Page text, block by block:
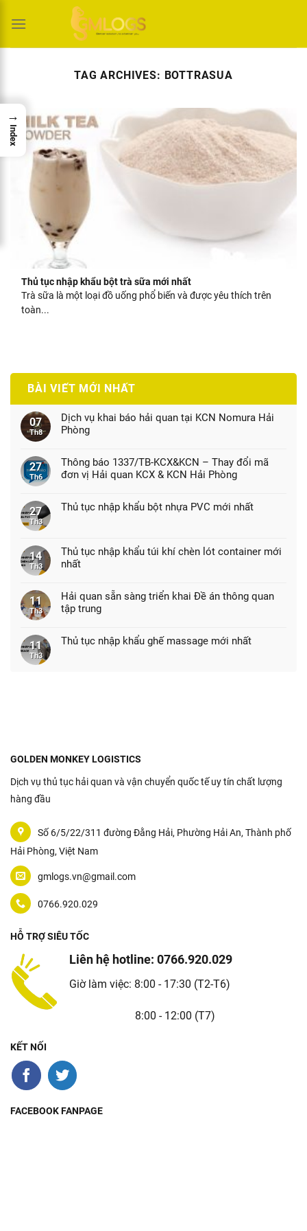
TAG ARCHIVES: BOTTRASUA
Thủ tục nhập khẩu bột trà sữa mới nhất
Trà sữa là một loại đồ uống phổ biến và được yêu thích trên
toàn...
BÀI VIẾT MỚI NHẤT
07
Th8
Dịch vụ khai báo hải quan tại KCN Nomura Hải
Phòng
27
Th6
Thông báo 1337/TB-KCX&KCN – Thay đổi mã
đơn vị Hải quan KCX & KCN Hải Phòng
27
Th3
Thủ tục nhập khẩu bột nhựa PVC mới nhất
14
Th3
Thủ tục nhập khẩu túi khí chèn lót container mới
nhất
11
Th3
Hải quan sẵn sàng triển khai Đề án thông quan
tập trung
11
Th3
Thủ tục nhập khẩu ghế massage mới nhất
GOLDEN MONKEY LOGISTICS
Dịch vụ thủ tục hải quan và vận chuyển quốc tế uy tín chất lượng
hàng đầu
Số 6/5/22/311 đường Đằng Hải, Phường Hải An, Thành phố
Hải Phòng, Việt Nam
gmlogs.vn@gmail.com
0766.920.029
HỖ TRỢ SIÊU TỐC
Liên hệ hotline: 0766.920.029
Giờ làm việc: 8:00 - 17:30 (T2-T6)
8:00 - 12:00 (T7)
KẾT NỐI
FACEBOOK FANPAGE
→
Index